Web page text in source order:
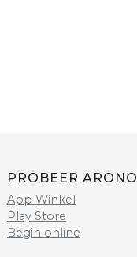
PROBEER ARONO
App Winkel
Play Store
Begin online